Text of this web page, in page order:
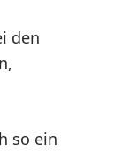
den
so ein